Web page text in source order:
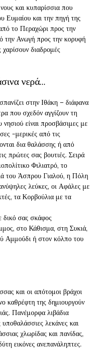
και κυπαρίσσια που
Ευμαίου και την πηγή της
το Περαχώρι προς την
την Ανωγή προς την κορυφή
διαδρομές
νερά…
στην Ιθάκη – διάφανα
που σχεδόν αγγίζουν τη
είναι προσβάσιμες με
-μερικές από τις
δια θαλάσσης ή από
πρώτες σας βουτιές. Σειρά
Φιλιατρό, το
του Άσπρου Γιαλού, η Πόλη
λεύκες, οι Αφάλες με
τα Κορβούλια με τα
δικό σας σκάφος
στο Κάθισμα, στη Συκιά,
Αμμούδι ή στον κόλπο του
και οι απότομοι βράχοι
καθρέφτη της δημιουργούν
Πανέμορφα λιβάδια
λεκάνες και
χλωρίδας και πανίδας,
εικόνες ανεπανάληπτες.